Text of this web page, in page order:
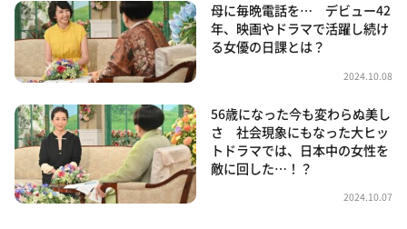
母に毎晩電話を… デビュー42
年、映画やドラマで活躍し続け
る女優の日課とは？
2024.10.08
56歳になった今も変わらぬ美し
さ 社会現象にもなった大ヒッ
トドラマでは、日本中の女性を
敵に回した…！？
2024.10.07